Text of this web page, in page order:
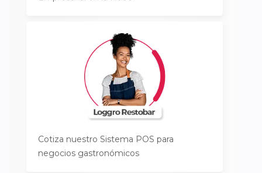
Cotiza nuestro Sistema POS para
negocios gastronómicos